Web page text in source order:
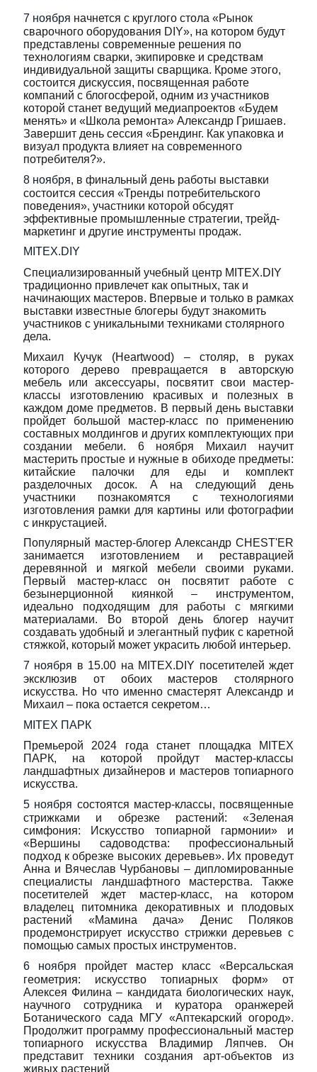
7 ноября начнется с круглого стола «Рынок
сварочного оборудования DIY», на котором будут
представлены современные решения по
технологиям сварки, экипировке и средствам
индивидуальной защиты сварщика. Кроме этого,
состоится дискуссия, посвященная работе
компаний с блогосферой, одним из участников
которой станет ведущий медиапроектов «Будем
менять» и «Школа ремонта» Александр Гришаев.
Завершит день сессия «Брендинг. Как упаковка и
визуал продукта влияет на современного
потребителя?».
8 ноября, в финальный день работы выставки
состоится сессия «Тренды потребительского
поведения», участники которой обсудят
эффективные промышленные стратегии, трейд-
маркетинг и другие инструменты продаж.
MITEX.DIY
Специализированный учебный центр MITEX.DIY
традиционно привлечет как опытных, так и
начинающих мастеров. Впервые и только в рамках
выставки известные блогеры будут знакомить
участников с уникальными техниками столярного
дела.
Михаил Кучук (Heartwood) – столяр, в руках
которого дерево превращается в авторскую
мебель или аксессуары, посвятит свои мастер-
классы изготовлению красивых и полезных в
каждом доме предметов. В первый день выставки
пройдет большой мастер-класс по применению
составных молдингов и других комплектующих при
создании мебели. 6 ноября Михаил научит
мастерить простые и нужные в обиходе предметы:
китайские палочки для еды и комплект
разделочных досок. А на следующий день
участники познакомятся с технологиями
изготовления рамки для картины или фотографии
с инкрустацией.
Популярный мастер-блогер Александр CHEST'ER
занимается изготовлением и реставрацией
деревянной и мягкой мебели своими руками.
Первый мастер-класс он посвятит работе с
безынерционной киянкой – инструментом,
идеально подходящим для работы с мягкими
материалами. Во второй день блогер научит
создавать удобный и элегантный пуфик с каретной
стяжкой, который может украсить любой интерьер.
7 ноября в 15.00 на MITEX.DIY посетителей ждет
эксклюзив от обоих мастеров столярного
искусства. Но что именно смастерят Александр и
Михаил – пока остается секретом…
MITEX ПАРК
Премьерой 2024 года станет площадка MITEX
ПАРК, на которой пройдут мастер-классы
ландшафтных дизайнеров и мастеров топиарного
искусства.
5 ноября состоятся мастер-классы, посвященные
стрижками и обрезке растений: «Зеленая
симфония: Искусство топиарной гармонии» и
«Вершины садоводства: профессиональный
подход к обрезке высоких деревьев». Их проведут
Анна и Вячеслав Чурбановы – дипломированные
специалисты ландшафтного мастерства. Также
посетителей ждет мастер-класс, на котором
владелец питомника декоративных и плодовых
растений «Мамина дача» Денис Поляков
продемонстрирует искусство стрижки деревьев с
помощью самых простых инструментов.
6 ноября пройдет мастер класс «Версальская
геометрия: искусство топиарных форм» от
Алексея Филина – кандидата биологических наук,
научного сотрудника и куратора оранжерей
Ботанического сада МГУ «Аптекарский огород».
Продолжит программу профессиональный мастер
топиарного искусства Владимир Ляпчев. Он
представит техники создания арт-объектов из
живых растений